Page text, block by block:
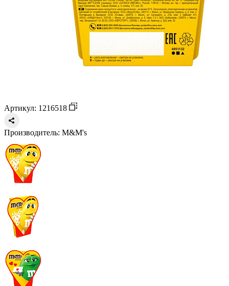
Артикул: 1216518
Производитель: M&M's